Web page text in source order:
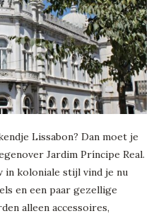
Lissabon? Dan moet je
Jardim Príncipe Real.
in koloniale stijl vind je nu
en een paar gezellige
alleen accessoires,